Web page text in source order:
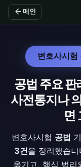
arrow_back 메인
변호사시험
공법 주요
사전통지나
면
변호사시험 공법
3건을 정리했습
옮기고, 핵심 법리